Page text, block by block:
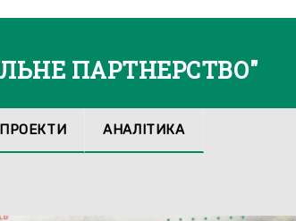
ПАРТНЕРСТВО"
ПРОЕКТИ АНАЛІТИКА